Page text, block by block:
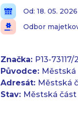
Od: 18. 05. 2026
Odbor
Značka: P13-
Původce: Městská
Adresát: Městská
Stav: Městská část